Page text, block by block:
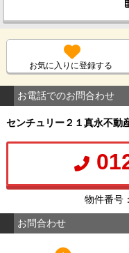
お気に入りに登録する
お電話でのお問合わせ
センチュリー２１真永不動
物件番号
お問合わせ